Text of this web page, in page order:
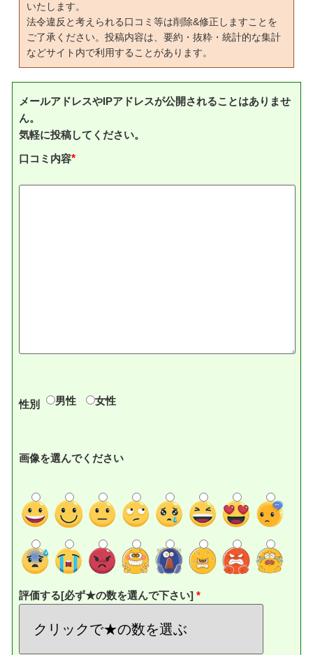
いたします。
法令違反と考えられる口コミ等は削除&修正しますことを
ご了承ください。投稿内容は、要約・抜粋・統計的な集計
などサイト内で利用することがあります。
メールアドレスやIPアドレスが公開されることはありませ
ん。
気軽に投稿してください。
口コミ内容*
性別 男性 女性
画像を選んでください
評価する[必ず★の数を選んで下さい]